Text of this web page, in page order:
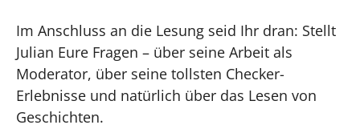
Im Anschluss an die Lesung seid Ihr dran: Stellt
Julian Eure Fragen – über seine Arbeit als
Moderator, über seine tollsten Checker-
Erlebnisse und natürlich über das Lesen von
Geschichten.